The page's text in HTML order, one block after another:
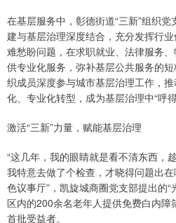
在基层服务中，彰德街道“三新”组织
建与基层治理深度结合，充分发挥行
难愁盼问题，在求职就业、法律服务
供专业化服务，弥补基层公共服务的
织成员深度参与城市基层治理工作，
化、专业化转型，成为基层治理中“呼
激活“三新”力量，赋能基层治理
“这几年，我的眼睛就是看不清东西，
我特意去做了个检查，才晓得问题出
色议事厅”，凯旋城商圈党支部提出的
区内的200余名老年人提供免费白内障
首批受益者。